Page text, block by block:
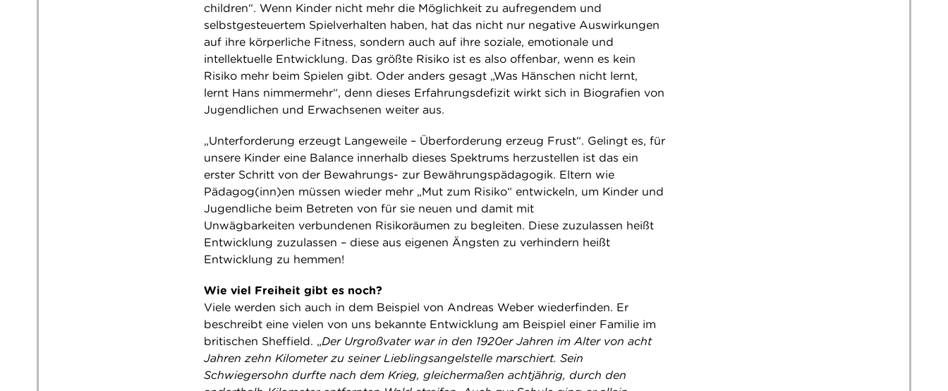
children“. Wenn Kinder nicht mehr die Möglichkeit zu aufregendem und
selbstgesteuertem Spielverhalten haben, hat das nicht nur negative Auswirkungen
auf ihre körperliche Fitness, sondern auch auf ihre soziale, emotionale und
intellektuelle Entwicklung. Das größte Risiko ist es also offenbar, wenn es kein
Risiko mehr beim Spielen gibt. Oder anders gesagt „Was Hänschen nicht lernt,
lernt Hans nimmermehr“, denn dieses Erfahrungsdefizit wirkt sich in Biografien von
Jugendlichen und Erwachsenen weiter aus.
„Unterforderung erzeugt Langeweile – Überforderung erzeug Frust“. Gelingt es, für
unsere Kinder eine Balance innerhalb dieses Spektrums herzustellen ist das ein
erster Schritt von der Bewahrungs- zur Bewährungspädagogik. Eltern wie
Pädagog(inn)en müssen wieder mehr „Mut zum Risiko“ entwickeln, um Kinder und
Jugendliche beim Betreten von für sie neuen und damit mit
Unwägbarkeiten verbundenen Risikoräumen zu begleiten. Diese zuzulassen heißt
Entwicklung zuzulassen – diese aus eigenen Ängsten zu verhindern heißt
Entwicklung zu hemmen!
Wie viel Freiheit gibt es noch?
Viele werden sich auch in dem Beispiel von Andreas Weber wiederfinden. Er
beschreibt eine vielen von uns bekannte Entwicklung am Beispiel einer Familie im
britischen Sheffield. „Der Urgroßvater war in den 1920er Jahren im Alter von acht
Jahren zehn Kilometer zu seiner Lieblingsangelstelle marschiert. Sein
Schwiegersohn durfte nach dem Krieg, gleichermaßen achtjährig, durch den